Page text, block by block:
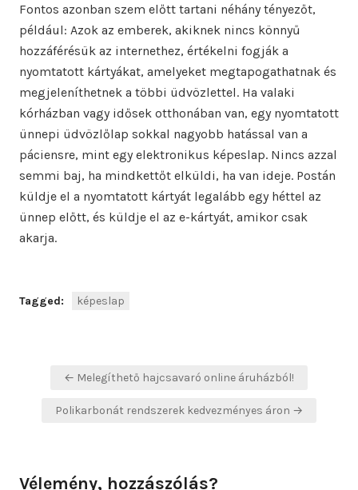
Fontos azonban szem előtt tartani néhány tényezőt,
például: Azok az emberek, akiknek nincs könnyű
hozzáférésük az internethez, értékelni fogják a
nyomtatott kártyákat, amelyeket megtapogathatnak és
megjeleníthetnek a többi üdvözlettel. Ha valaki
kórházban vagy idősek otthonában van, egy nyomtatott
ünnepi üdvözlőlap sokkal nagyobb hatással van a
páciensre, mint egy elektronikus képeslap. Nincs azzal
semmi baj, ha mindkettőt elküldi, ha van ideje. Postán
küldje el a nyomtatott kártyát legalább egy héttel az
ünnep előtt, és küldje el az e-kártyát, amikor csak
akarja.
Tagged: képeslap
Bejegyzés
← Melegíthető hajcsavaró online áruházból!
Polikarbonát rendszerek kedvezményes áron →
Vélemény, hozzászólás?